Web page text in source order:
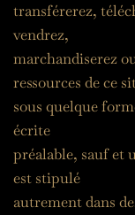
transférerez,
vendrez,
marchandiserez
ressources de ce
sous quelque
écrite
préalable, sauf et
est stipulé
autrement dans